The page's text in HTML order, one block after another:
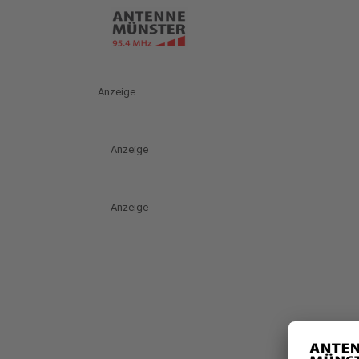
Anzeige
Anzeige
Anzeige